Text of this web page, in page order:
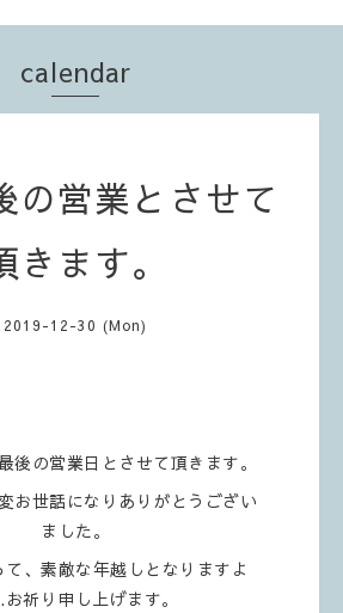
calendar
の営業とさせて
きます。
2019-12-30 (Mon)
後の営業日とさせて頂きます。
お世話になりありがとうござい
ました。
、素敵な年越しとなりますよ
お祈り申し上げます。